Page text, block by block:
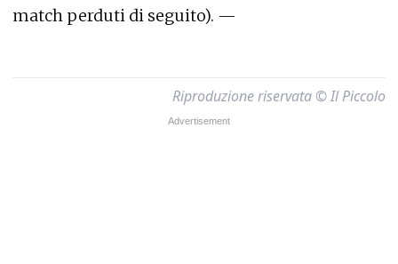
match perduti di seguito). —
Riproduzione riservata © Il Piccolo